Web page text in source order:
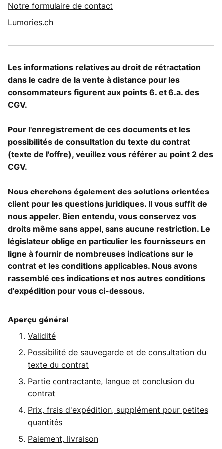
Notre formulaire de contact
Lumories.ch
Les informations relatives au droit de rétractation
dans le cadre de la vente à distance pour les
consommateurs figurent aux points 6. et 6.a. des
CGV.
Pour l'enregistrement de ces documents et les
possibilités de consultation du texte du contrat
(texte de l'offre), veuillez vous référer au point 2 des
CGV.
Nous cherchons également des solutions orientées
client pour les questions juridiques. Il vous suffit de
nous appeler. Bien entendu, vous conservez vos
droits même sans appel, sans aucune restriction. Le
législateur oblige en particulier les fournisseurs en
ligne à fournir de nombreuses indications sur le
contrat et les conditions applicables. Nous avons
rassemblé ces indications et nos autres conditions
d'expédition pour vous ci-dessous.
Aperçu général
Validité
Possibilité de sauvegarde et de consultation du
texte du contrat
Partie contractante, langue et conclusion du
contrat
Prix, frais d'expédition, supplément pour petites
quantités
Paiement, livraison